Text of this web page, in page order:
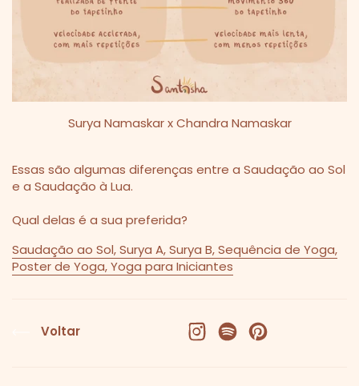
Surya Namaskar x Chandra Namaskar
Essas são algumas diferenças entre a Saudação ao Sol
e a Saudação à Lua.
Qual delas é a sua preferida?
Saudação ao Sol,Surya A,Surya B,Sequência de Yoga,
Poster de Yoga,Yoga para Iniciantes
Voltar FacebookX (Twitter)
Pinterest